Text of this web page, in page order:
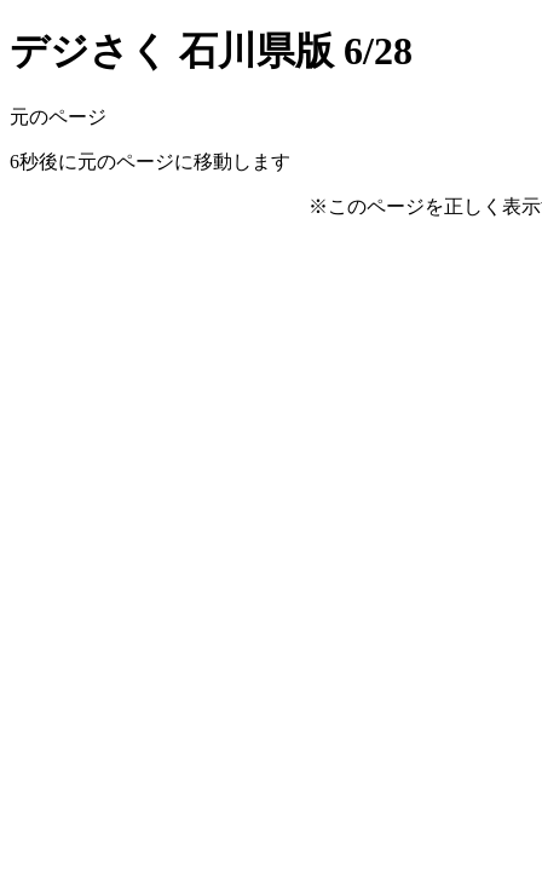
デジさく 石川県版 6/28
元のページ
6秒後に元のページに移動します
※このページを正しく表示